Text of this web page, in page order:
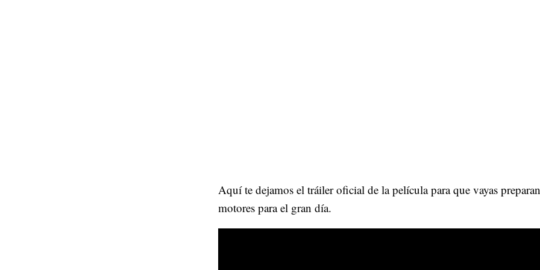
Aquí te dejamos el tráiler oficial de la película para que vayas
motores para el gran día.